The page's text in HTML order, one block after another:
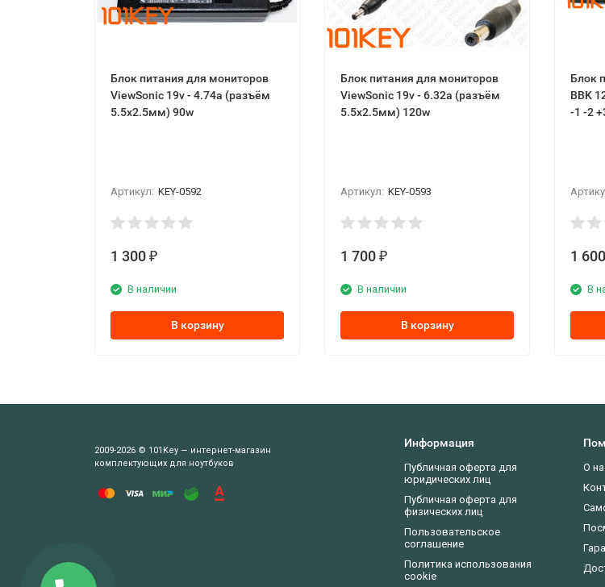
Блок питания для мониторов
ViewSonic 19v - 4.74a (разъём
5.5x2.5мм) 90w
Артикул: KEY-0592
1 300 ₽
В наличии
В корзину
Блок питания для мониторов
ViewSonic 19v - 6.32a (разъём
5.5x2.5мм) 120w
Артикул: KEY-0593
1 700 ₽
В наличии
В корзину
Блок
BBK
-1 -2
1 600
В
2009-2026 © 101Key — интернет-магазин
комплектующих для ноутбуков
Информация
Публичная оферта для
юридических лиц
Публичная оферта для
физических лиц
Пользовательское
соглашение
Политика использования
cookie
О